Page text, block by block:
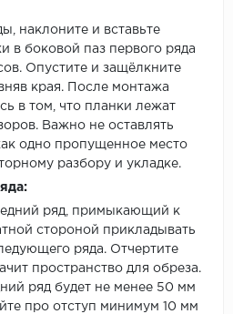
наклоните и вставьте
в боковой паз первого ряда
Опустите и защёлкните
края. После монтажа
в том, что планки лежат
Важно не оставлять
одно пропущенное место
разбору и укладке.
ряд, примыкающий к
стороной прикладывать
ряда. Отчертите
пространство для обреза.
ряд будет не менее 50 мм
про отступ минимум 10 мм